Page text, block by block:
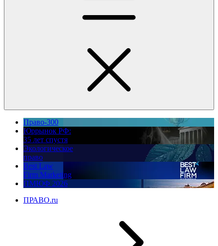
Право-300
Юррынок РФ:
35 лет спустя
Экологическое
право
Best Law
Firm Marketing
ПМЮФ 2026
ПРАВО.ru